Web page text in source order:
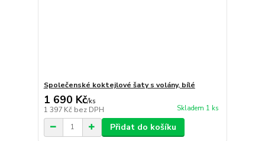
Společenské koktejlové šaty s volány, bílé
1 690 Kč/ks
1 397 Kč bez DPH Skladem 1 ks
Přidat do košíku